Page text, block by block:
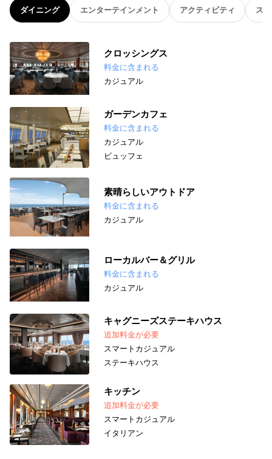
ダイニング エンターテインメント アクティビティ ス
クロッシングス
料金に含まれる
カジュアル
ガーデンカフェ
料金に含まれる
カジュアル
ビュッフェ
素晴らしいアウトドア
料金に含まれる
カジュアル
ローカルバー＆グリル
料金に含まれる
カジュアル
キャグニーズステーキハウス
追加料金が必要
スマートカジュアル
ステーキハウス
キッチン
追加料金が必要
スマートカジュアル
イタリアン